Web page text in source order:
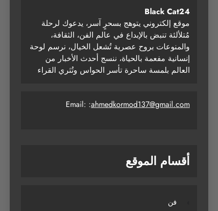
Black Cat24
موقع إلكتروني يتوهج بسحرٍ آسر، يدعوك لرحلة
مُتلألئة تنبض بالإبداع في عالم الفن، الثقافة،
والمنوعات بروح عصرية تُشعل الخيال، نرسم لوحة
إنسانية مفعمة بالحياة، ننسج أحدث الأخبار من
العالم بلمسة ساحرة تأسر الحواس وتُثري القراء
Email: :ahmedkormod137@gmail.com
أقسام الموقع
فن